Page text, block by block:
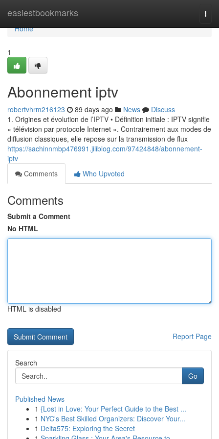
easiestbookmarks
Home
Home
1
Abonnement iptv
robertvhrm216123 89 days ago News
Discuss
1. Origines et évolution de l’IPTV • Définition initiale : IPTV signifie
« télévision par protocole Internet ». Contrairement aux modes de
diffusion classiques, elle repose sur la transmission de flux
https://sachinnmbp476991.jiliblog.com/97424848/abonnement-
iptv
Comments
Who Upvoted
Comments
Submit a Comment
No HTML
HTML is disabled
Report Page
Search
Go
Published News
1 {Lost in Love: Your Perfect Guide to the Best ...
1 NYC's Best Skilled Organizers: Discover Your...
1 Delta575: Exploring the Secret